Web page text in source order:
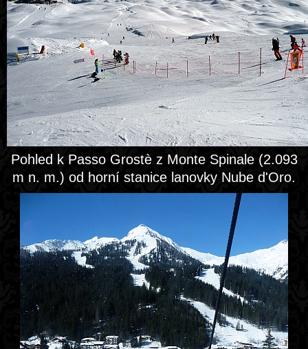
Pohled k Passo Grostè z Monte Spinale (2.093
m n. m.) od horní stanice lanovky Nube d'Oro.